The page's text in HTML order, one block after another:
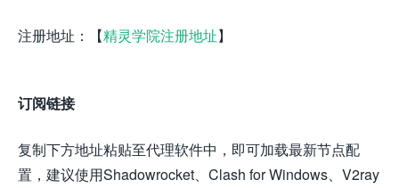
注册地址：【精灵学院注册地址】
订阅链接
复制下方地址粘贴至代理软件中，即可加载最新节点配
置，建议使用Shadowrocket、Clash for Windows、V2ray